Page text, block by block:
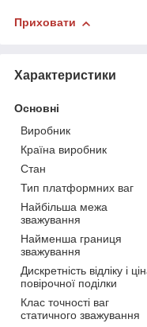
Приховати
Характеристики
Основні
Виробник
Країна виробник
Стан
Тип платформних ваг
Найбільша межа
зважування
Найменша границя
зважування
Дискретність відліку і
повірочної поділки
Клас точності ваг
статичного зважування